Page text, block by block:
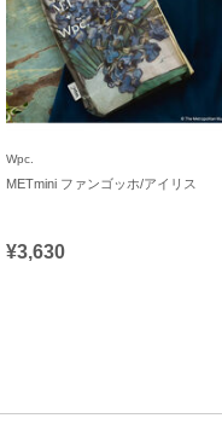
Wpc.
METmini ファンゴッホ/アイリス
¥3,630